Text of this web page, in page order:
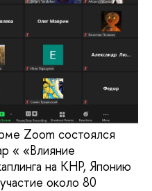
Zoom состоялся
« «Влияние
на КНР, Японию
около 80